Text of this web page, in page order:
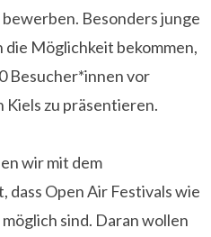
bewerben. Besonders junge
die Möglichkeit bekommen,
Besucher*innen vor
Kiels zu präsentieren.
wir mit dem
dass Open Air Festivals wie
sind. Daran wollen